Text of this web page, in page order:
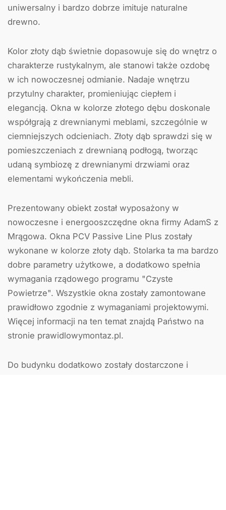
uniwersalny i bardzo dobrze imituje naturalne
drewno.
Kolor złoty dąb świetnie dopasowuje się do wnętrz o
charakterze rustykalnym, ale stanowi także ozdobę
w ich nowoczesnej odmianie. Nadaje wnętrzu
przytulny charakter, promieniując ciepłem i
elegancją. Okna w kolorze złotego dębu doskonale
współgrają z drewnianymi meblami, szczególnie w
ciemniejszych odcieniach. Złoty dąb sprawdzi się w
pomieszczeniach z drewnianą podłogą, tworząc
udaną symbiozę z drewnianymi drzwiami oraz
elementami wykończenia mebli.
Prezentowany obiekt został wyposażony w
nowoczesne i energooszczędne okna firmy AdamS z
Mrągowa. Okna PCV Passive Line Plus zostały
wykonane w kolorze złoty dąb. Stolarka ta ma bardzo
dobre parametry użytkowe, a dodatkowo spełnia
wymagania rządowego programu "Czyste
Powietrze". Wszystkie okna zostały zamontowane
prawidłowo zgodnie z wymaganiami projektowymi.
Więcej informacji na ten temat znajdą Państwo na
stronie prawidlowymontaz.pl.
Do budynku dodatkowo zostały dostarczone i